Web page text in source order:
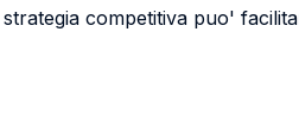
competitiva puo'